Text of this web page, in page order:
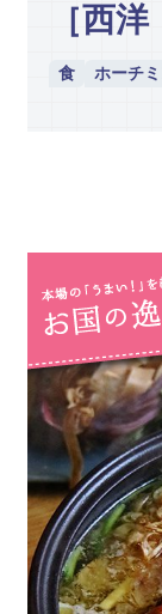
［西
食 ホーチ